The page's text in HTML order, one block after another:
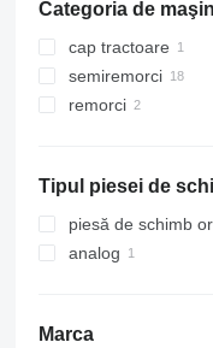
Categoria de
cap tractoare
semiremorci
remorci
Tipul piesei de
piesă de schimb
analog
Marca